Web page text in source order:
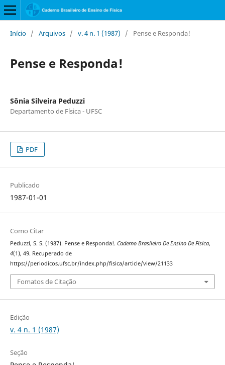
Início / Arquivos / v. 4 n. 1 (1987) / Pense e Responda!
Pense e Responda!
Sônia Silveira Peduzzi
Departamento de Física - UFSC
PDF
Publicado
1987-01-01
Como Citar
Peduzzi, S. S. (1987). Pense e Responda!. Caderno Brasileiro De Ensino De Física,
4(1), 49. Recuperado de
https://periodicos.ufsc.br/index.php/fisica/article/view/21133
Fomatos de Citação
Edição
v. 4 n. 1 (1987)
Seção